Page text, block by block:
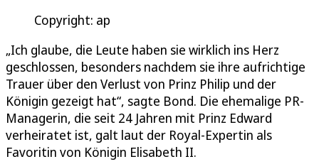
Copyright: ap
„Ich glaube, die Leute haben sie wirklich ins Herz
geschlossen, besonders nachdem sie ihre aufrichtige
Trauer über den Verlust von Prinz Philip und der
Königin gezeigt hat“, sagte Bond. Die ehemalige PR-
Managerin, die seit 24 Jahren mit Prinz Edward
verheiratet ist, galt laut der Royal-Expertin als
Favoritin von Königin Elisabeth II.